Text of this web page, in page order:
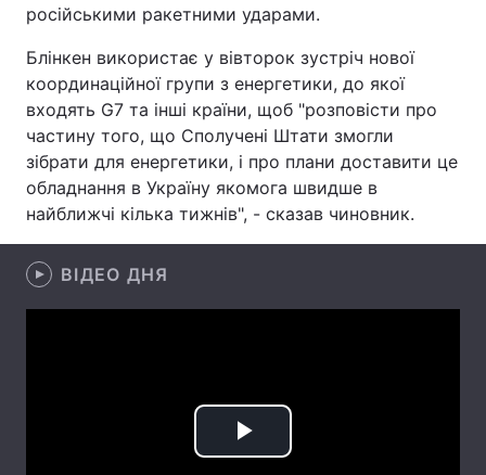
Цікавинки Погода
Екологія Регіони
Лонгріди
Відео з Youtube Статті
Архів
російськими ракетними ударами.
Блінкен використає у вівторок зустріч нової
координаційної групи з енергетики, до якої
входять G7 та інші країни, щоб "розповісти про
частину того, що Сполучені Штати змогли
зібрати для енергетики, і про плани доставити це
обладнання в Україну якомога швидше в
найближчі кілька тижнів", - сказав чиновник.
ВІДЕО ДНЯ
Play